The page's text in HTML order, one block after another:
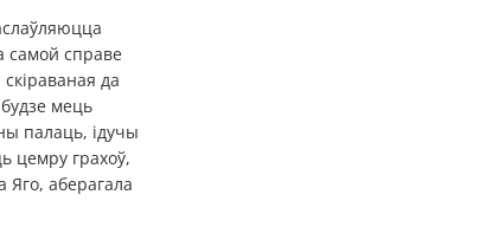
самой справе
да
мець
палаць, ідучы
цемру грахоў,
Яго, аберагала